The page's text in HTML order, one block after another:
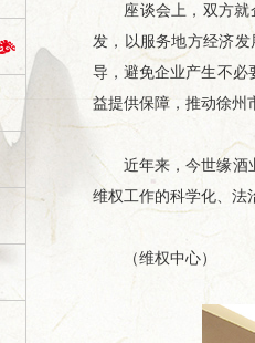
座谈会上，双方就企
发，以服务地方经济
导，避免企业产生不必
益提供保障，推动徐州
近年来，今世缘酒业
维权工作的科学化、法
（维权中心）